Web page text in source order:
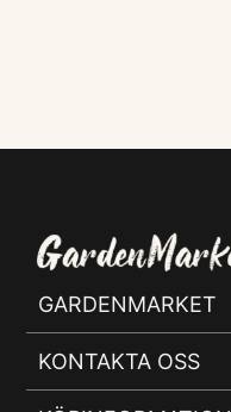
GARDENMARKET
KONTAKTA OSS